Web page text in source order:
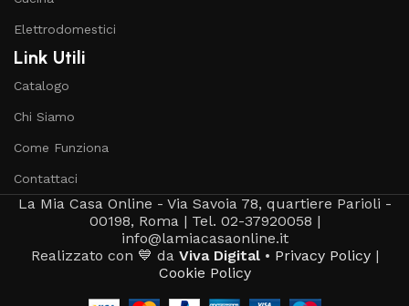
Elettrodomestici
Link Utili
Catalogo
Chi Siamo
Come Funziona
Contattaci
La Mia Casa Online - Via Savoia 78, quartiere Parioli -
00198, Roma | Tel. 02-37920058 |
info@lamiacasaonline.it
Realizzato con 💙 da Viva Digital• Privacy Policy|
Cookie Policy